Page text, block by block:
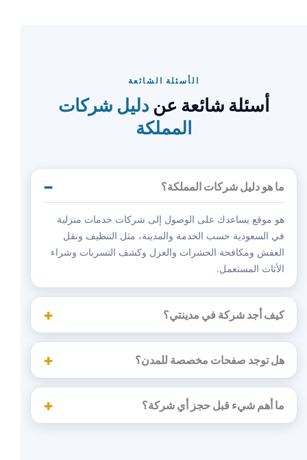
الأسئلة الشائعة
أسئلة شائعة عن دليل شركات
المملكة
ما هو دليل شركات المملكة؟
هو موقع يساعدك على الوصول إلى شركات خدمات منزلية
في السعودية حسب الخدمة والمدينة، مثل التنظيف ونقل
العفش ومكافحة الحشرات والعزل وكشف التسربات وشراء
الأثاث المستعمل.
كيف أجد شركة في مدينتي؟
هل توجد صفحات مخصصة للمدن؟
ما أهم شيء قبل حجز أي شركة؟